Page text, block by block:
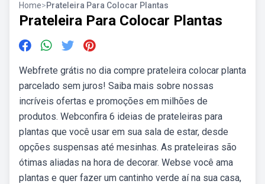
Home>Prateleira Para Colocar Plantas
Prateleira Para Colocar Plantas
Webfrete grátis no dia compre prateleira colocar planta
parcelado sem juros! Saiba mais sobre nossas
incríveis ofertas e promoções em milhões de
produtos. Webconfira 6 ideias de prateleiras para
plantas que você usar em sua sala de estar, desde
opções suspensas até mesinhas. As prateleiras são
ótimas aliadas na hora de decorar. Webse você ama
plantas e quer fazer um cantinho verde aí na sua casa,